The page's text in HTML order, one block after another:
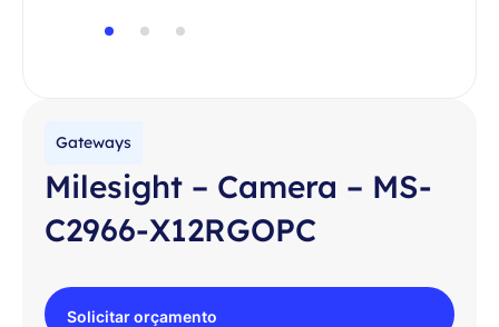
Gateways
Milesight – Camera – MS-
C2966-X12RGOPC
Solicitar orçamento